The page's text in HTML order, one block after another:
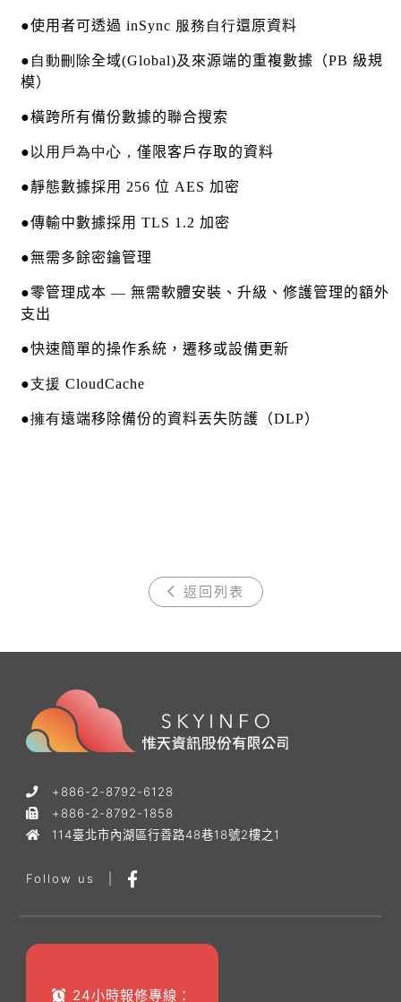
●使用者可透過 inSync 服務自行還原資料
●自動刪除全域(Global)及 來源端的重複數據（PB 級規
模）
●橫跨所有備份數據的聯合搜索
●以用戶為中心， 僅限客戶存取的資料
●靜態數據採用 256 位 AES 加密
●傳輸中數據採用 TLS 1.2 加密
●無需多餘密鑰管理
●零管理成本 — 無需軟體安裝、升級、修護管理的額外
支出
●快速簡單的操作系統，遷移或設備更新
●支援 CloudCache
●擁有遠端移除備份的資料丟失防護（DLP）
返回列表
+886-2-8792-6128
+886-2-8792-1858
114臺北市內湖區行善路48巷18號2樓之1
Follow us
24小時報修專線：